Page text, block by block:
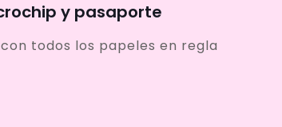
y pasaporte
todos los papeles en regla